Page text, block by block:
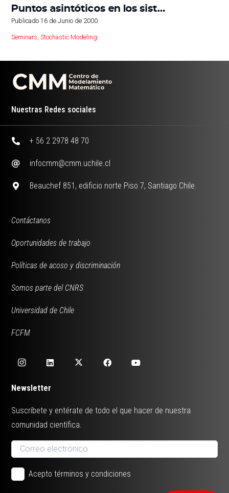
Puntos asintóticos en los sist…
Publicado16 de Junio de 2000
Seminars,Stochastic Modeling
Nuestras Redes sociales
+ 56 2 2978 48 70
infocmm@cmm.uchile.cl
Beauchef 851, edificio norte Piso 7, Santiago Chile.
Contáctanos
Oportunidades de trabajo
Políticas de acoso y discriminación
Somos parte del CNRS
Universidad de Chile
FCFM
Newsletter
Suscríbete y entérate de todo el que hacer de nuestra
comunidad científica.
Acepto términos y condiciones